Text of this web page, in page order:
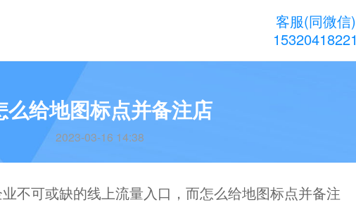
客服(同微信)
15320418221
么给地图标点并备注店
2023-03-16 14:38
不可或缺的线上流量入口，而怎么给地图标点并备注